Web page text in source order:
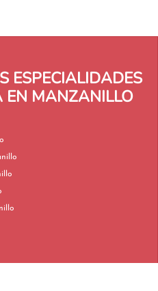
ESPECIALIDADES
EN MANZANILLO